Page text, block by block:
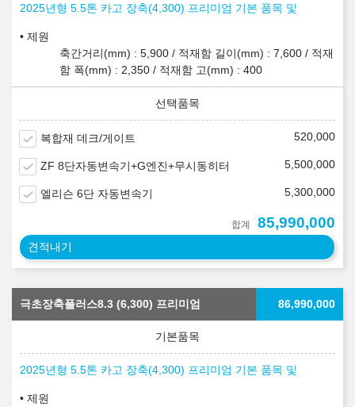
2025년형 5.5톤 카고 장축(4,300) 프리미엄 기본 품목 및
제원
축간거리(mm) : 5,900 / 적재함 길이(mm) : 7,600 / 적재
함 폭(mm) : 2,350 / 적재함 고(mm) : 400
복합재 데크/게이트 520,000
ZF 8단자동변속기+G엔진+무시동히터 5,500,000
엘리슨 6단 자동변속기 5,300,000
합계 85,990,000
견적내기
극초장축플러스8.3 (6,300) 프리미엄 86,990,000
2025년형 5.5톤 카고 장축(4,300) 프리미엄 기본 품목 및
제원